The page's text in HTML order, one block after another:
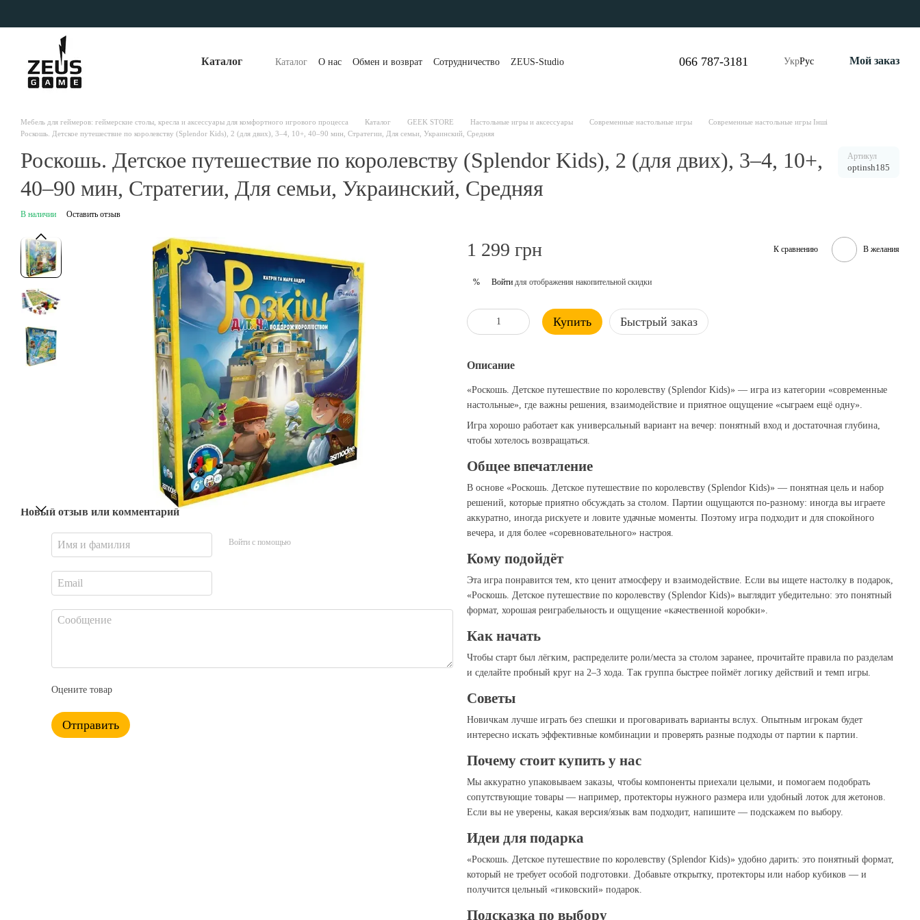
Каталог Каталог О нас Обмен и возврат Сотрудничество
ZEUS-Studio
066 787-3181 УкрРус Мой заказ
Мебель для геймеров: геймерские столы, кресла и аксессуары для комфортного игрового процесса Каталог GEEK STORE Настольные игры и аксессуары Современные настольные игры
Современные настольные игры Інші
Роскошь. Детское путешествие по королевству (Splendor Kids), 2 (для двих), 3–4, 10+, 40–90 мин, Стратегии, Для семьи, Украинский, Средняя
Роскошь. Детское путешествие по королевству (Splendor Kids), 2 (для двих), 3–4, 10+,
40–90 мин, Стратегии, Для семьи, Украинский, Средняя
Артикул
optinsh185
В наличии Оставить отзыв
Новый отзыв или комментарий
Войти с помощью
Оцените товар
Отправить
1 299 грн К сравнению В желания
% Войти для отображения накопительной скидки
Купить Быстрый заказ
Описание
«Роскошь. Детское путешествие по королевству (Splendor Kids)» — игра из категории «современные
настольные», где важны решения, взаимодействие и приятное ощущение «сыграем ещё одну».
Игра хорошо работает как универсальный вариант на вечер: понятный вход и достаточная глубина,
чтобы хотелось возвращаться.
Общее впечатление
В основе «Роскошь. Детское путешествие по королевству (Splendor Kids)» — понятная цель и набор
решений, которые приятно обсуждать за столом. Партии ощущаются по‑разному: иногда вы играете
аккуратно, иногда рискуете и ловите удачные моменты. Поэтому игра подходит и для спокойного
вечера, и для более «соревновательного» настроя.
Кому подойдёт
Эта игра понравится тем, кто ценит атмосферу и взаимодействие. Если вы ищете настолку в подарок,
«Роскошь. Детское путешествие по королевству (Splendor Kids)» выглядит убедительно: это понятный
формат, хорошая реиграбельность и ощущение «качественной коробки».
Как начать
Чтобы старт был лёгким, распределите роли/места за столом заранее, прочитайте правила по разделам
и сделайте пробный круг на 2–3 хода. Так группа быстрее поймёт логику действий и темп игры.
Советы
Новичкам лучше играть без спешки и проговаривать варианты вслух. Опытным игрокам будет
интересно искать эффективные комбинации и проверять разные подходы от партии к партии.
Почему стоит купить у нас
Мы аккуратно упаковываем заказы, чтобы компоненты приехали целыми, и помогаем подобрать
сопутствующие товары — например, протекторы нужного размера или удобный лоток для жетонов.
Если вы не уверены, какая версия/язык вам подходит, напишите — подскажем по выбору.
Идеи для подарка
«Роскошь. Детское путешествие по королевству (Splendor Kids)» удобно дарить: это понятный формат,
который не требует особой подготовки. Добавьте открытку, протекторы или набор кубиков — и
получится цельный «гиковский» подарок.
Подсказка по выбору